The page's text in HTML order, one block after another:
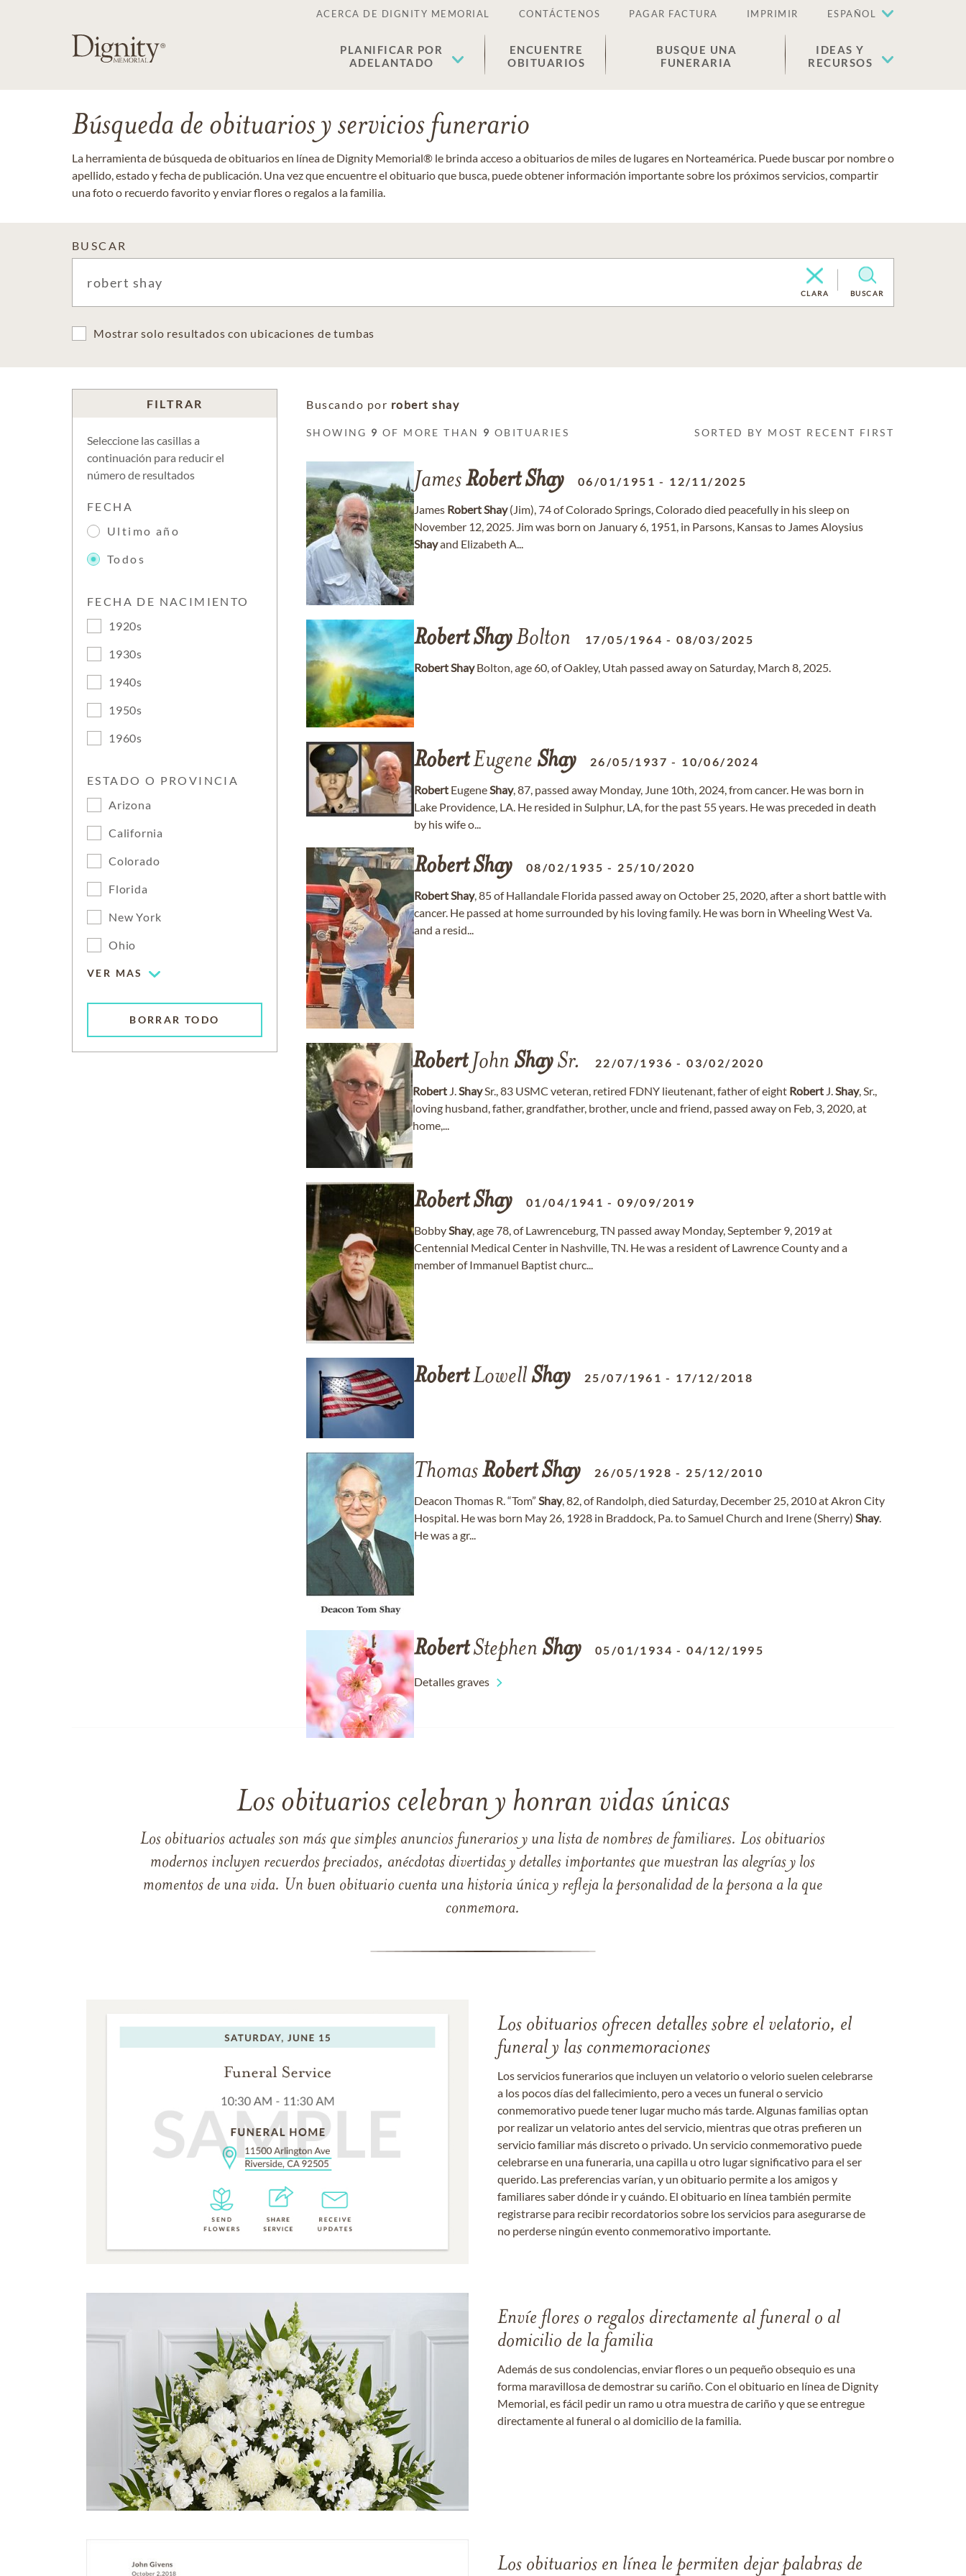
ACERCA DE DIGNITY MEMORIAL CONTÁCTENOS PAGAR FACTURA IMPRIMIR ESPAÑOL
PLANIFICAR POR
ADELANTADO
ENCUENTRE
OBITUARIOS
BUSQUE UNA
FUNERARIA
IDEAS Y
RECURSOS
Búsqueda de obituarios y servicios funerario
La herramienta de búsqueda de obituarios en línea de Dignity Memorial® le brinda acceso a obituarios de miles de lugares en Norteamérica. Puede buscar por nombre o
apellido, estado y fecha de publicación. Una vez que encuentre el obituario que busca, puede obtener información importante sobre los próximos servicios, compartir
una foto o recuerdo favorito y enviar flores o regalos a la familia.
BUSCAR
CLARA BUSCAR
Mostrar solo resultados con ubicaciones de tumbas
FILTRAR
Seleccione las casillas a
continuación para reducir el
número de resultados
FECHA
Ultimo año
Todos
FECHA DE NACIMIENTO
1920s
1930s
1940s
1950s
1960s
ESTADO O PROVINCIA
Arizona
California
Colorado
Florida
New York
Ohio
VER MAS
BORRAR TODO
Buscando por robert shay
SHOWING 9 OF MORE THAN 9 OBITUARIES SORTED BY MOST RECENT FIRST
JamesRobertShay 06/01/1951 - 12/11/2025
James RobertShay(Jim), 74 of Colorado Springs, Colorado died peacefully in his sleep on
November 12, 2025. Jim was born on January 6, 1951, in Parsons, Kansas to James Aloysius
Shayand Elizabeth A...
RobertShayBolton 17/05/1964 -08/03/2025
RobertShayBolton, age 60, of Oakley, Utah passed away on Saturday, March 8, 2025.
RobertEugene Shay 26/05/1937 - 10/06/2024
Robert EugeneShay, 87, passed away Monday, June 10th, 2024, from cancer. He was born in
Lake Providence, LA. He resided in Sulphur, LA, for the past 55 years. He was preceded in death
by his wife o...
RobertShay 08/02/1935 - 25/10/2020
RobertShay, 85 of Hallandale Florida passed away on October 25, 2020, after a short battle with
cancer. He passed at home surrounded by his loving family. He was born in Wheeling West Va.
and a resid...
RobertJohn ShaySr. 22/07/1936 -03/02/2020
Robert J.ShaySr., 83 USMC veteran, retired FDNY lieutenant, father of eight Robert J.Shay, Sr.,
loving husband, father, grandfather, brother, uncle and friend, passed away on Feb, 3, 2020, at
home,...
RobertShay 01/04/1941 -09/09/2019
BobbyShay, age 78, of Lawrenceburg, TN passed away Monday, September 9, 2019 at
Centennial Medical Center in Nashville, TN. He was a resident of Lawrence County and a
member of Immanuel Baptist churc...
RobertLowellShay 25/07/1961 - 17/12/2018
ThomasRobertShay 26/05/1928 - 25/12/2010
Deacon Thomas R. “Tom” Shay, 82, of Randolph, died Saturday, December 25, 2010 at Akron City
Hospital. He was born May 26, 1928 in Braddock, Pa. to Samuel Church and Irene (Sherry) Shay.
He was a gr...
RobertStephen Shay 05/01/1934 -04/12/1995
Detalles graves
Los obituarios celebran y honran vidas únicas
Los obituarios actuales son más que simples anuncios funerarios y una lista de nombres de familiares. Los obituarios
modernos incluyen recuerdos preciados, anécdotas divertidas y detalles importantes que muestran las alegrías y los
momentos de una vida. Un buen obituario cuenta una historia única y refleja la personalidad de la persona a la que
conmemora.
Los obituarios ofrecen detalles sobre el velatorio, el
funeral y las conmemoraciones
Los servicios funerarios que incluyen un velatorio o velorio suelen celebrarse
a los pocos días del fallecimiento, pero a veces un funeral o servicio
conmemorativo puede tener lugar mucho más tarde. Algunas familias optan
por realizar un velatorio antes del servicio, mientras que otras prefieren un
servicio familiar más discreto o privado. Un servicio conmemorativo puede
celebrarse en una funeraria, una capilla u otro lugar significativo para el ser
querido. Las preferencias varían, y un obituario permite a los amigos y
familiares saber dónde ir y cuándo. El obituario en línea también permite
registrarse para recibir recordatorios sobre los servicios para asegurarse de
no perderse ningún evento conmemorativo importante.
Envíe flores o regalos directamente al funeral o al
domicilio de la familia
Además de sus condolencias, enviar flores o un pequeño obsequio es una
forma maravillosa de demostrar su cariño. Con el obituario en línea de Dignity
Memorial, es fácil pedir un ramo u otra muestra de cariño y que se entregue
directamente al funeral o al domicilio de la familia.
Los obituarios en línea le permiten dejar palabras de